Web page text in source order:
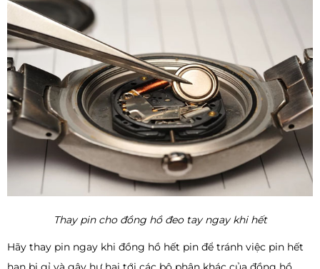
Thay pin cho đồng hồ đeo tay ngay khi hết
Hãy thay pin ngay khi đồng hồ hết pin để tránh việc pin hết